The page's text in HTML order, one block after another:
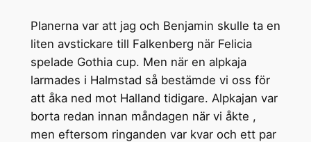
Planerna var att jag och Benjamin skulle ta en
liten avstickare till Falkenberg när Felicia
spelade Gothia cup. Men när en alpkaja
larmades i Halmstad så bestämde vi oss för
att åka ned mot Halland tidigare. Alpkajan var
borta redan innan måndagen när vi åkte ,
men eftersom ringanden var kvar och ett par